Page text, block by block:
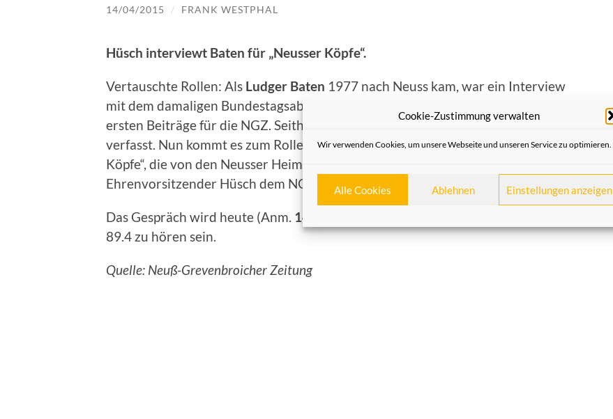
Cookie-Zustimmung verwalten
Wir verwenden Cookies, um unsere Webseite und unseren Service zu optimieren.
Alle Cookies Ablehnen Einstellungen anzeigen
14/04/2015 / FRANK WESTPHAL
Hüsch interviewt Baten für „Neusser Köpfe“.
Vertauschte Rollen: Als Ludger Baten 1977 nach Neuss kam, war ein Interview
mit dem damaligen Bundestagsabgeordneten
ersten Beiträge für die NGZ. Seither hat Baten unzählige Artikel über Hüsch
verfasst. Nun kommt es zum Rollentausch. Für die Gesprächsreihe „Neusser
Köpfe“, die von den Neusser Heimatfreunden produziert wird, stellt
Ehrenvorsitzender Hüsch dem NGZ-Redaktionsleiter Baten die Fragen.
Das Gespräch wird heute (Anm. 14.04.2015
89.4 zu hören sein.
Quelle: Neuß-Grevenbroicher Zeitung